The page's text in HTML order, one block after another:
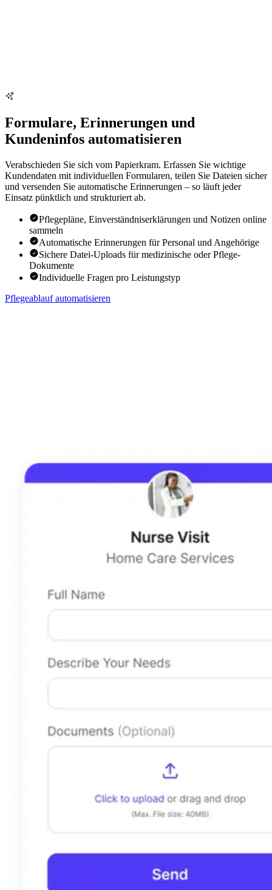
Formulare, Erinnerungen und
Kundeninfos automatisieren
Verabschieden Sie sich vom Papierkram. Erfassen Sie wichtige
Kundendaten mit individuellen Formularen, teilen Sie Dateien sicher
und versenden Sie automatische Erinnerungen – so läuft jeder
Einsatz pünktlich und strukturiert ab.
Pflegepläne, Einverständniserklärungen und Notizen online
sammeln
Automatische Erinnerungen für Personal und Angehörige
Sichere Datei-Uploads für medizinische oder Pflege-
Dokumente
Individuelle Fragen pro Leistungstyp
Pflegeablauf automatisieren